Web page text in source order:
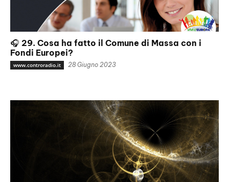
🎧 29. Cosa ha fatto il Comune di Massa con i
Fondi Europei?
www.controradio.it 28 Giugno 2023